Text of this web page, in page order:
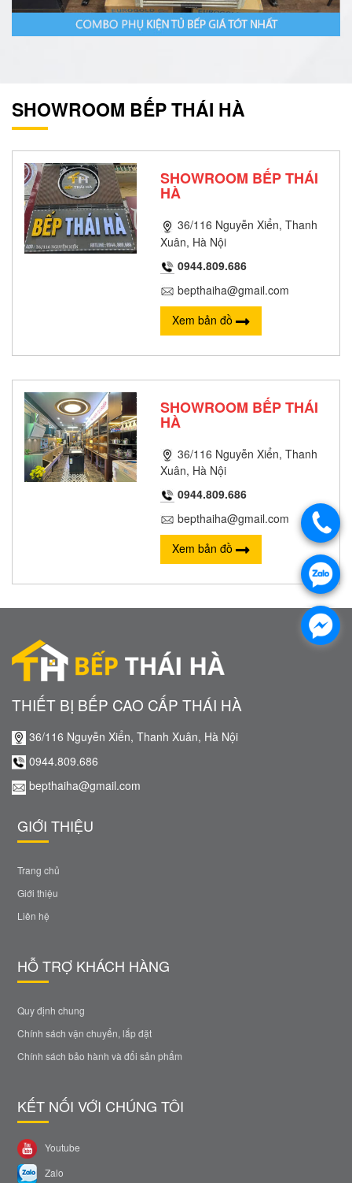
SHOWROOM BẾP THÁI HÀ
SHOWROOM BẾP THÁI
HÀ
36/116 Nguyễn Xiển, Thanh
Xuân, Hà Nội
0944.809.686
bepthaiha@gmail.com
Xem bản đồ
SHOWROOM BẾP THÁI
HÀ
36/116 Nguyễn Xiển, Thanh
Xuân, Hà Nội
0944.809.686
bepthaiha@gmail.com
Xem bản đồ
THIẾT BỊ BẾP CAO CẤP THÁI HÀ
36/116 Nguyễn Xiển, Thanh Xuân, Hà Nội
0944.809.686
bepthaiha@gmail.com
GIỚI THIỆU
Trang chủ
Giới thiệu
Liên hệ
HỖ TRỢ KHÁCH HÀNG
Quy định chung
Chính sách vận chuyển, lắp đặt
Chính sách bảo hành và đổi sản phẩm
KẾT NỐI VỚI CHÚNG TÔI
Youtube
Zalo